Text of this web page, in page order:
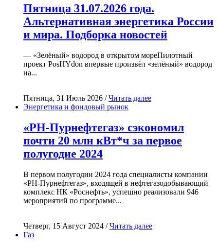
Пятница 31.07.2026 года.
Альтернативная энергетика России
и мира. Подборка новостей
— «Зелёный» водород в открытом мореПилотный
проект PosHYdon впервые произвёл «зелёный» водород
на...
Пятница, 31 Июль 2026 /Читать далее
Энергетика и фондовый рынок
«РН-Пурнефтегаз» сэкономил
почти 20 млн кВт*ч за первое
полугодие 2024
В первом полугодии 2024 года специалисты компании
«РН-Пурнефтегаз», входящей в нефтегазодобывающий
комплекс НК «Роснефть», успешно реализовали 946
мероприятий по программе...
Четверг, 15 Август 2024 /Читать далее
Газ